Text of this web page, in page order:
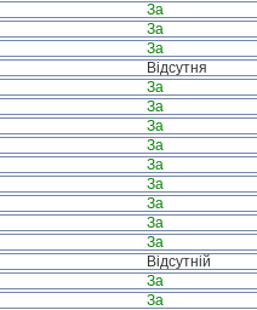
За
За
За
Відсутня
За
За
За
За
За
За
За
За
За
Відсутній
За
За